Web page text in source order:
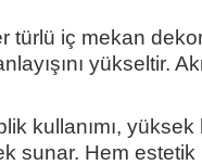
türlü iç mekan
yükseltir.
kullanımı,
sunar. Hem